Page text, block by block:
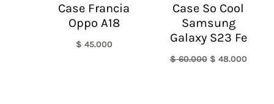
Case Francia
Oppo A18
$ 45.000
Case So Cool
Samsung
Galaxy S23 Fe
$60.000 $ 48.000